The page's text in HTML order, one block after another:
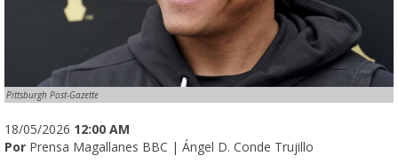
Pittsburgh Post-Gazette
18/05/2026 12:00 AM
Por Prensa Magallanes BBC | Ángel D. Conde Trujillo